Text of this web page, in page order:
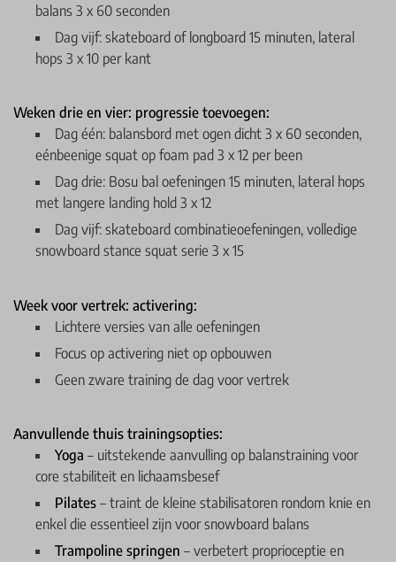
balans 3 x 60 seconden
Dag vijf: skateboard of longboard 15 minuten, lateral
hops 3 x 10 per kant
Weken drie en vier: progressie toevoegen:
Dag één: balansbord met ogen dicht 3 x 60 seconden,
eénbeenige squat op foam pad 3 x 12 per been
Dag drie: Bosu bal oefeningen 15 minuten, lateral hops
met langere landing hold 3 x 12
Dag vijf: skateboard combinatieoefeningen, volledige
snowboard stance squat serie 3 x 15
Week voor vertrek: activering:
Lichtere versies van alle oefeningen
Focus op activering niet op opbouwen
Geen zware training de dag voor vertrek
Aanvullende thuis trainingsopties:
Yoga – uitstekende aanvulling op balanstraining voor
core stabiliteit en lichaamsbesef
Pilates – traint de kleine stabilisatoren rondom knie en
enkel die essentieel zijn voor snowboard balans
Trampoline springen – verbetert proprioceptie en